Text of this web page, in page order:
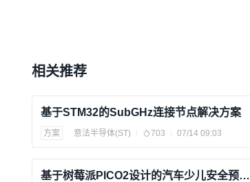
相关推荐
基于STM32的SubGHz连接节点解决方案
方案 意法半导体(ST) 703 07/14 09:03
基于树莓派PICO2设计的汽车少儿安全预警系统